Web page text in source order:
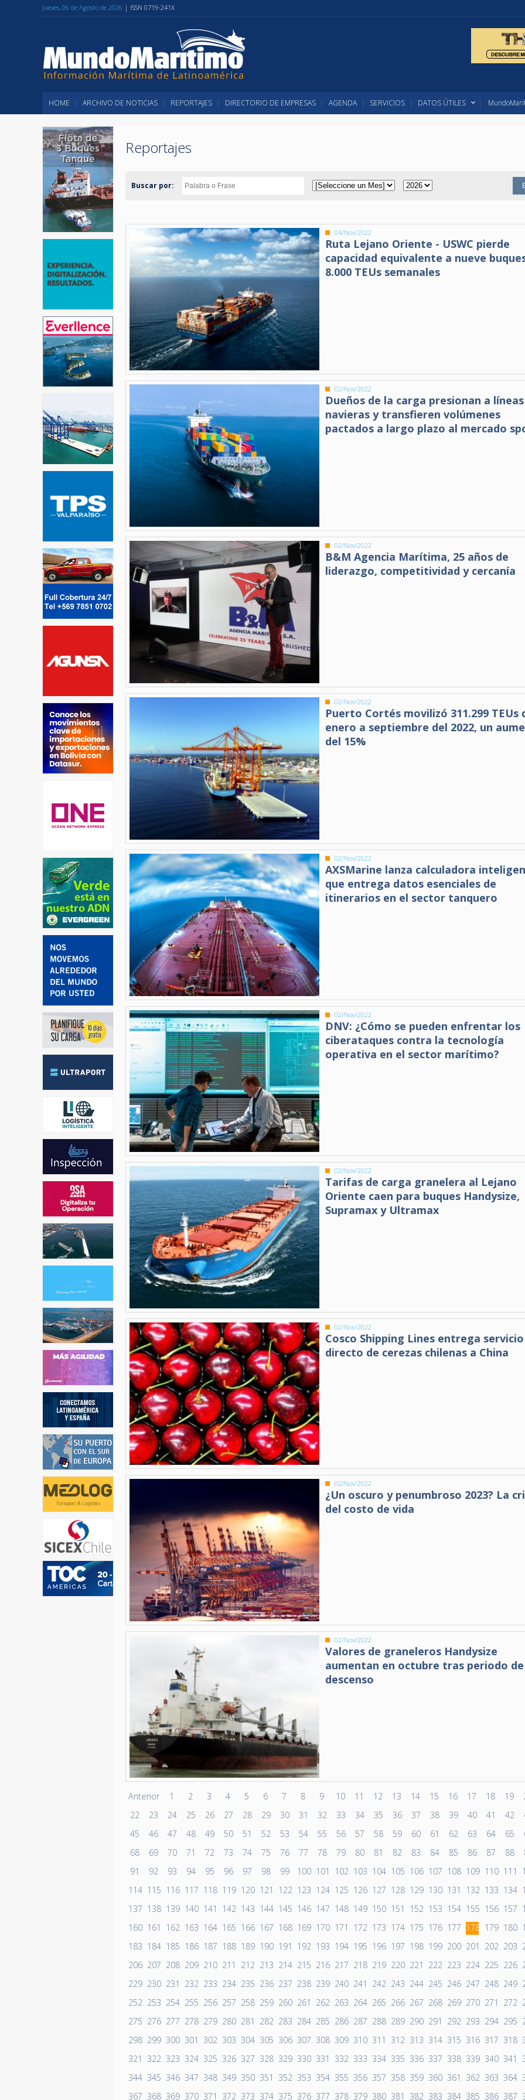
Jueves, 06 de Agosto de 2026 | ISSN 0719-241X
HOME ARCHIVO DE NOTICIAS REPORTAJES DIRECTORIO DE EMPRESAS AGENDA SERVICIOS DATOS ÚTILES
Reportajes
Buscar por:
04/Nov/2022
Ruta Lejano Oriente - USWC pierde
capacidad equivalente a nueve
8.000 TEUs semanales
02/Nov/2022
Dueños de la carga presionan a líneas
navieras y transfieren volúmenes
pactados a largo plazo al mercado
02/Nov/2022
B&M Agencia Marítima, 25 años de
liderazgo, competitividad y cercanía
02/Nov/2022
Puerto Cortés movilizó 311.299 TEUs
enero a septiembre del 2022, un
del 15%
02/Nov/2022
AXSMarine lanza calculadora
que entrega datos esenciales de
itinerarios en el sector tanquero
02/Nov/2022
DNV: ¿Cómo se pueden enfrentar los
ciberataques contra la tecnología
operativa en el sector marítimo?
02/Nov/2022
Tarifas de carga granelera al Lejano
Oriente caen para buques Handysize,
Supramax y Ultramax
02/Nov/2022
Cosco Shipping Lines entrega servicio
directo de cerezas chilenas a China
02/Nov/2022
¿Un oscuro y penumbroso 2023? La
del costo de vida
02/Nov/2022
Valores de graneleros Handysize
aumentan en octubre tras periodo de
descenso
Anterior 1 2 3 4 5 6 7 8 9 10 11 12 13 14 15 16 17 18 19
22
23 24 25 26 27 28 29 30 31 32 33 34 35 36 37 38 39 40 41 42
45
46 47 48 49 50 51 52 53 54 55 56 57 58 59 60 61 62 63 64 65
68
69 70 71 72 73 74 75 76 77 78 79 80 81 82 83 84 85 86 87 88
91
92 93 94 95 96 97 98 99 100 101 102 103 104 105 106 107 108 109 110 111
114 115 116 117 118 119 120 121 122 123 124 125 126 127 128 129 130 131 132 133 134
137 138 139 140 141 142 143 144 145 146 147 148 149 150 151 152 153 154 155 156 157
160 161 162 163 164 165 166 167 168 169 170 171 172 173 174 175 176 177 178 179 180
183 184 185 186 187 188 189 190 191 192 193 194 195 196 197 198 199 200 201 202 203
206 207 208 209 210 211 212 213 214 215 216 217 218 219 220 221 222 223 224 225 226
229 230 231 232 233 234 235 236 237 238 239 240 241 242 243 244 245 246 247 248 249
252 253 254 255 256 257 258 259 260 261 262 263 264 265 266 267 268 269 270 271 272
275 276 277 278 279 280 281 282 283 284 285 286 287 288 289 290 291 292 293 294 295
298 299 300 301 302 303 304 305 306 307 308 309 310 311 312 313 314 315 316 317 318
321
322 323 324 325 326 327 328 329 330 331 332 333 334 335 336 337 338 339 340 341
344 345 346 347 348 349 350 351 352 353 354 355 356 357 358 359 360 361 362 363 364
367 368 369 370 371 372 373 374 375 376 377 378 379 380 381 382 383 384 385 386 387